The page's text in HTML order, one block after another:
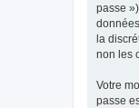
passe
la
non les
Votre
passe